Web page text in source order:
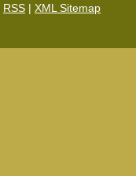
RSS | XML Sitemap